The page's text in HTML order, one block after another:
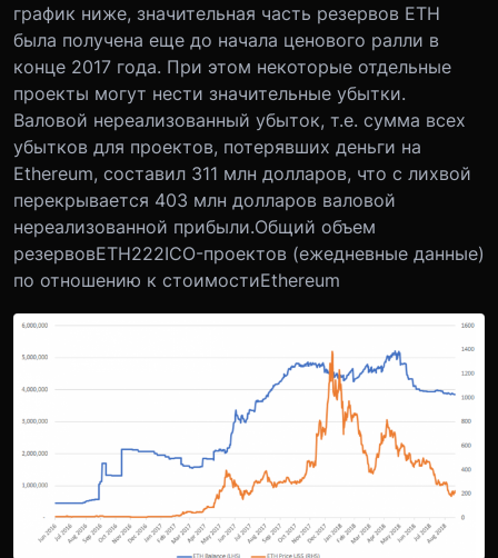
график ниже, значительная часть резервов ETH
была получена еще до начала ценового ралли в
конце 2017 года. При этом некоторые отдельные
проекты могут нести значительные убытки.
Валовой нереализованный убыток, т.е. сумма всех
убытков для проектов, потерявших деньги на
Ethereum, составил 311 млн долларов, что с лихвой
перекрывается 403 млн долларов валовой
нереализованной прибыли.Общий объем
резервовETH222ICO-проектов (ежедневные данные)
по отношению к стоимостиEthereum